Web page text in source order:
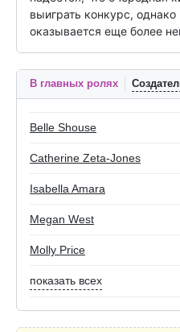
выиграть конкурс, однако
оказывается еще более
В главных ролях
Belle Shouse
Catherine Zeta-Jones
Isabella Amara
Megan West
Molly Price
показать всех